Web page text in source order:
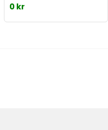
0 kr